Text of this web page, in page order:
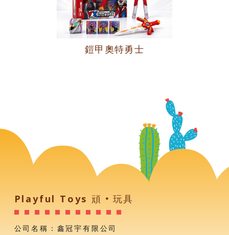
鎧甲奧特勇士
Playful Toys 頑‧玩具
公司名稱：鑫冠宇有限公司